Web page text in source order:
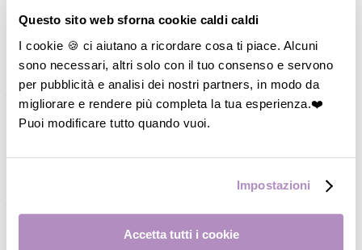
Questo sito web sforna cookie caldi caldi
I cookie 🍪 ci aiutano a ricordare cosa ti piace. Alcuni
sono necessari, altri solo con il tuo consenso e servono
per pubblicità e analisi dei nostri partners, in modo da
migliorare e rendere più completa la tua esperienza.❤️
Puoi modificare tutto quando vuoi.
Impostazioni
Accetta tutti i cookie
―
Cuscini allattamento
―Biberon
―
Tettarelle
―Succhietti
Conservalatte Materno